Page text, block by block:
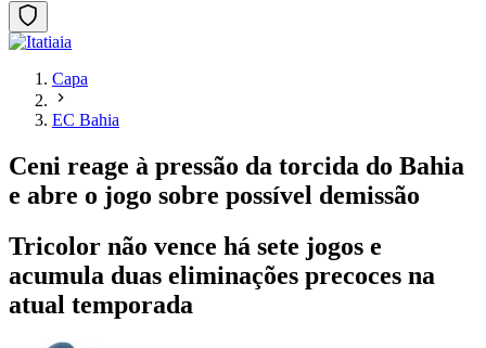
Capa
EC Bahia
Ceni reage à pressão da torcida do Bahia
e abre o jogo sobre possível demissão
Tricolor não vence há sete jogos e
acumula duas eliminações precoces na
atual temporada